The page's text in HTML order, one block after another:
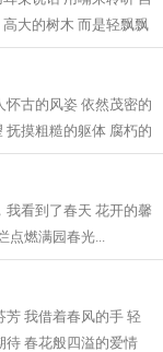
大的树木 而是轻飘飘
怀古的风姿 依然茂密的
抚摸粗糙的躯体 腐朽的
我看到了春天 花开的馨
点燃满园春光...
我借着春风的手 轻
待 春花般四溢的爱情